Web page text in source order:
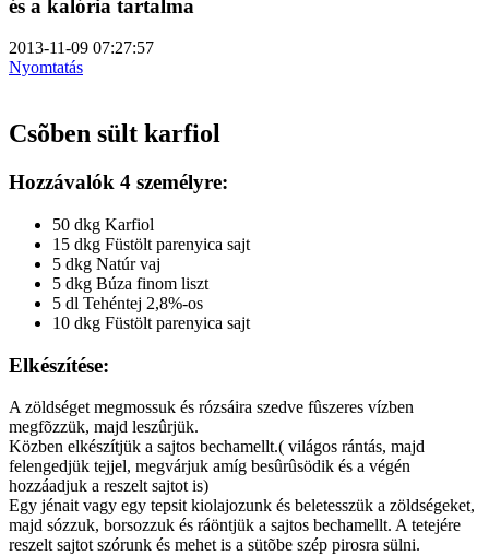
és a kalória tartalma
2013-11-09 07:27:57
Nyomtatás
Csõben sült karfiol
Hozzávalók 4 személyre:
50 dkg Karfiol
15 dkg Füstölt parenyica sajt
5 dkg Natúr vaj
5 dkg Búza finom liszt
5 dl Tehéntej 2,8%-os
10 dkg Füstölt parenyica sajt
Elkészítése:
A zöldséget megmossuk és rózsáira szedve fûszeres vízben
megfõzzük, majd leszûrjük.
Közben elkészítjük a sajtos bechamellt.( világos rántás, majd
felengedjük tejjel, megvárjuk amíg besûrûsödik és a végén
hozzáadjuk a reszelt sajtot is)
Egy jénait vagy egy tepsit kiolajozunk és beletesszük a zöldségeket,
majd sózzuk, borsozzuk és ráöntjük a sajtos bechamellt. A tetejére
reszelt sajtot szórunk és mehet is a sütõbe szép pirosra sülni.